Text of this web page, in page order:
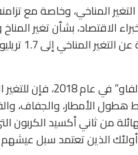
التغير المناخي، وخاصة مع
الاقتصاد، بشأن تغير المناخ
وظهرت التوقعات
فوفقاً للتقرير الصادر عن منظمة
هطول الأمطار، والجفاف،
من ثاني أكسيد الكربون
الذين تعتمد سبل عيشهم